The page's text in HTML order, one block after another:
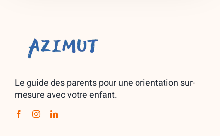
Le guide des parents pour une orientation sur-
mesure avec votre enfant.